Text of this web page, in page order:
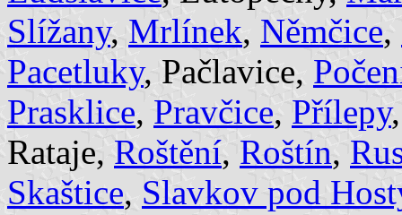
Slížany, Mrlínek, Němčice,
Pacetluky, Pačlavice,
Prasklice, Pravčice, Přílepy
Rataje, Roštění, Roštín,
Skaštice, Slavkov pod